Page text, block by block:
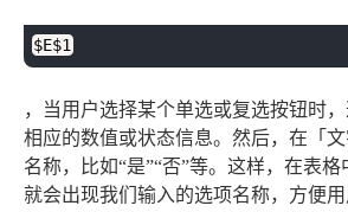
$E$1
，当用户选择某个单选或复选按钮时
相应的数值或状态信息。然后，在「
名称，比如“是”“否”等。这样，在表
就会出现我们输入的选项名称，方便